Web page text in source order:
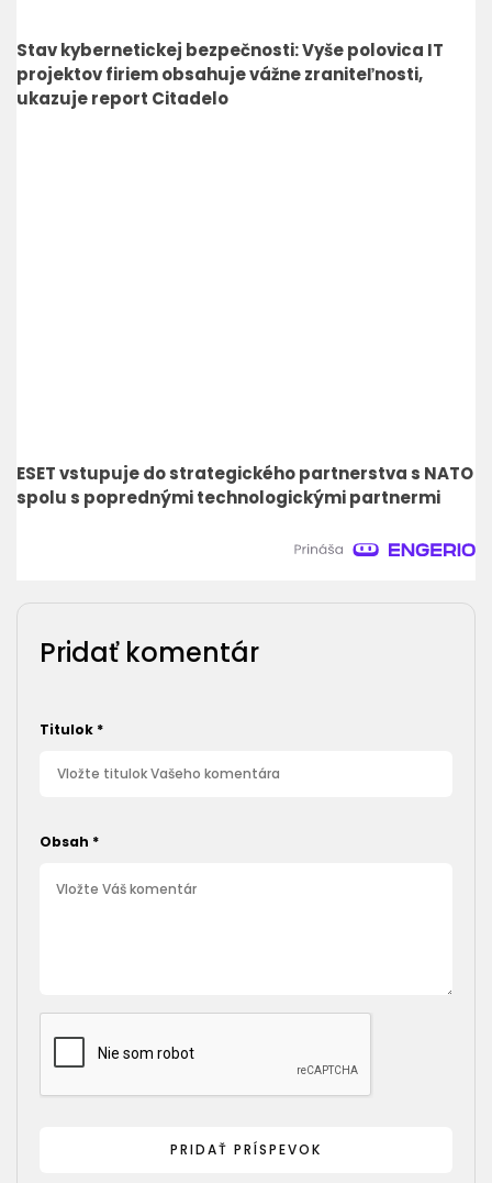
Stav kybernetickej bezpečnosti: Vyše polovica IT
projektov firiem obsahuje vážne zraniteľnosti,
ukazuje report Citadelo
ESET vstupuje do strategického partnerstva s NATO
spolu s poprednými technologickými partnermi
Pridať komentár
Titulok *
Obsah *